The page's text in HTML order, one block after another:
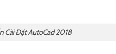
Cài Đặt AutoCad 2018